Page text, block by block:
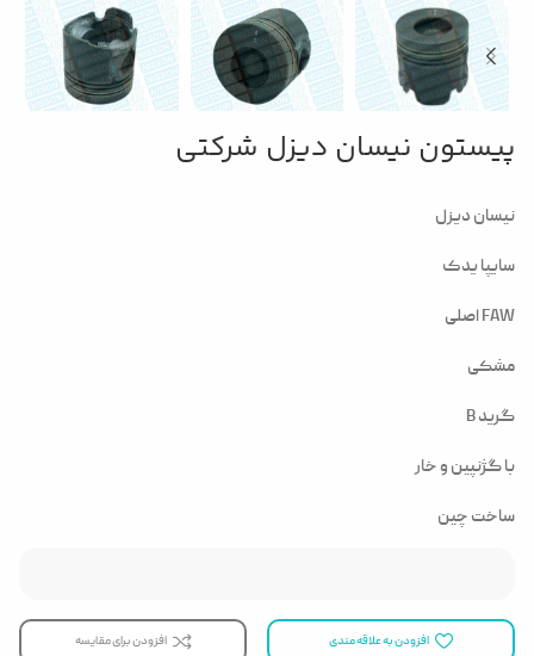
پیستون نیسان دیزل شرکتی
نیسان دیزل
سایپا یدک
FAW اصلی
مشکی
گرید B
با گژنپین و خار
ساخت چین
افزودن به علاقه مندی افزودن برای مقایسه